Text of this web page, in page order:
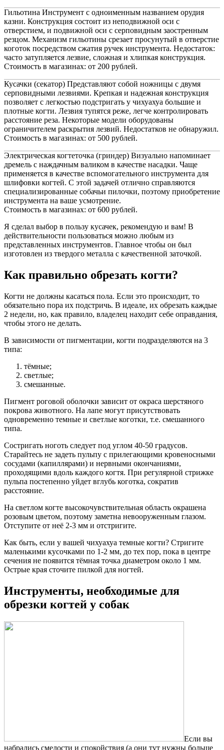
Гильотина Инструмент с одноименным названием орудия
казни. Конструкция состоит из неподвижной оси с
отверстием, и подвижной оси с серповидным заостренным
резцом. Механизм гильотины срезает просунутый в отверстие
коготок посредством сжатия ручек инструмента. Недостаток:
часто затупляется лезвие, сложная и хлипкая конструкция.
Стоимость в магазинах: от 200 рублей.
Кусачки (секатор) Представляют собой ножницы с двумя
серповидными лезвиями. Крепкая и надежная конструкция
позволяет с легкостью подстригать у чихуахуа большие и
плотные когти. Лезвия тупятся реже, легче контролировать
расстояние реза. Некоторые модели оборудованы
ограничителем раскрытия лезвий. Недостатков не обнаружил.
Стоимость в магазинах: от 500 рублей.
Электрическая когтеточка (гриндер) Визуально напоминает
дремель с наждачным валиком в качестве насадки. Чаще
применяется в качестве вспомогательного инструмента для
шлифовки когтей. С этой задачей отлично справляются
специализированные собачьи пилочки, поэтому приобретение
инструмента на ваше усмотрение.
Стоимость в магазинах: от 600 рублей.
Я сделал выбор в пользу кусачек, рекомендую и вам! В
действительности пользоваться можно любым из
представленных инструментов. Главное чтобы он был
изготовлен из твердого металла с качественной заточкой.
Как правильно обрезать когти?
Когти не должны касаться пола. Если это происходит, то
обязательно пора их подстричь. В идеале, их обрезать каждые
2 недели, но, как правило, владелец находит себе оправдания,
чтобы этого не делать.
В зависимости от пигментации, когти подразделяются на 3
типа:
тёмные;
светлые;
смешанные.
Пигмент роговой оболочки зависит от окраса шерстяного
покрова животного. На лапе могут присутствовать
одновременно темные и светлые коготки, т.е. смешанного
типа.
Состригать ноготь следует под углом 40-50 градусов.
Старайтесь не задеть пульпу с прилегающими кровеносными
сосудами (капиллярами) и нервными окончаниями,
проходящими вдоль каждого когтя. При регулярной стрижке
пульпа постепенно уйдет вглубь коготка, сократив
расстояние.
На светлом когте высокочувствительная область окрашена
розовым цветом, поэтому заметна невооруженным глазом.
Отступите от неё 2-3 мм и отстригите.
Как быть, если у вашей чихуахуа темные когти? Стригите
маленькими кусочками по 1-2 мм, до тех пор, пока в центре
сечения не появится тёмная точка диаметром около 1 мм.
Острые края сточите пилкой для ногтей.
Инструменты, необходимые для
обрезки когтей у собак
Если вы
набрались смелости и спокойствия (а они тут нужны больше